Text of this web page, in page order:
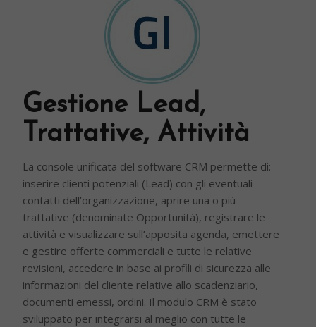
Gestione Lead,
Trattative, Attività
La console unificata del software CRM permette di:
inserire clienti potenziali (Lead) con gli eventuali
contatti dell’organizzazione, aprire una o più
trattative (denominate Opportunità), registrare le
attività e visualizzare sull’apposita agenda, emettere
e gestire offerte commerciali e tutte le relative
revisioni, accedere in base ai profili di sicurezza alle
informazioni del cliente relative allo scadenziario,
documenti emessi, ordini. Il modulo CRM è stato
sviluppato per integrarsi al meglio con tutte le